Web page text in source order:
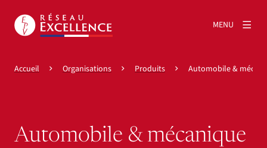
MENU
Accueil Organisations Produits Automobile &
Automobile & mécanique